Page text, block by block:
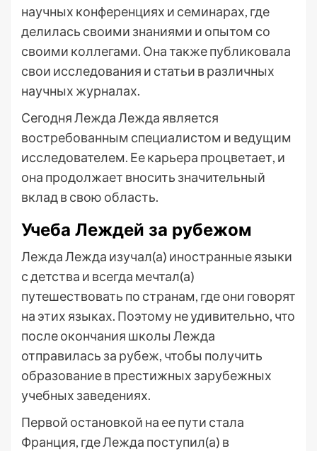
научных конференциях и семинарах, где
делилась своими знаниями и опытом со
своими коллегами. Она также публиковала
свои исследования и статьи в различных
научных журналах.
Сегодня Лежда Лежда является
востребованным специалистом и ведущим
исследователем. Ее карьера процветает, и
она продолжает вносить значительный
вклад в свою область.
Учеба Леждей за рубежом
Лежда Лежда изучал(а) иностранные языки
с детства и всегда мечтал(а)
путешествовать по странам, где они говорят
на этих языках. Поэтому не удивительно, что
после окончания школы Лежда
отправилась за рубеж, чтобы получить
образование в престижных зарубежных
учебных заведениях.
Первой остановкой на ее пути стала
Франция, где Лежда поступил(а) в